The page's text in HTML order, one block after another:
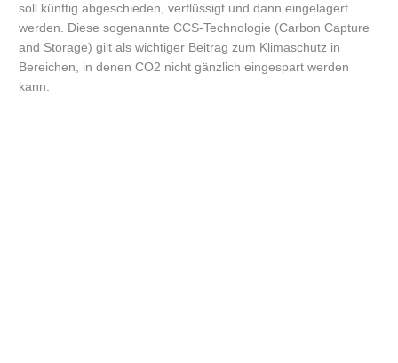
soll künftig abgeschieden, verflüssigt und dann eingelagert
werden. Diese sogenannte CCS-Technologie (Carbon Capture
and Storage) gilt als wichtiger Beitrag zum Klimaschutz in
Bereichen, in denen CO2 nicht gänzlich eingespart werden
kann.